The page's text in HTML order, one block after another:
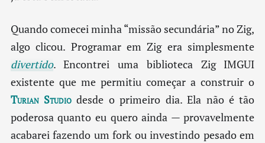
Quando comecei minha “missão secundária” no Zig,
algo clicou. Programar em Zig era simplesmente
divertido. Encontrei uma biblioteca Zig IMGUI
existente que me permitiu começar a construir o
Turian Studio desde o primeiro dia. Ela não é tão
poderosa quanto eu quero ainda — provavelmente
acabarei fazendo um fork ou investindo pesado em